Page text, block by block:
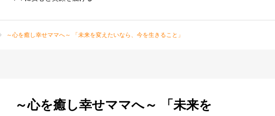
～心を癒し幸せママへ～ 「未来を変えたいなら、今を生きること」
～心を癒し幸せママへ～ 「未来を